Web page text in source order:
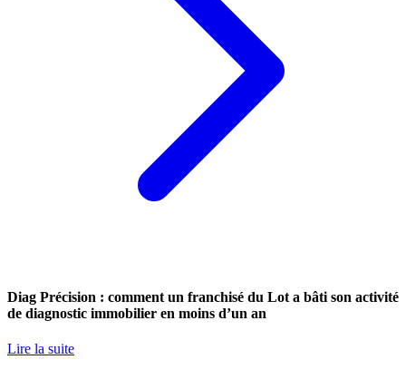
Diag Précision : comment un franchisé du Lot a bâti son activité
de diagnostic immobilier en moins d’un an
Lire la suite